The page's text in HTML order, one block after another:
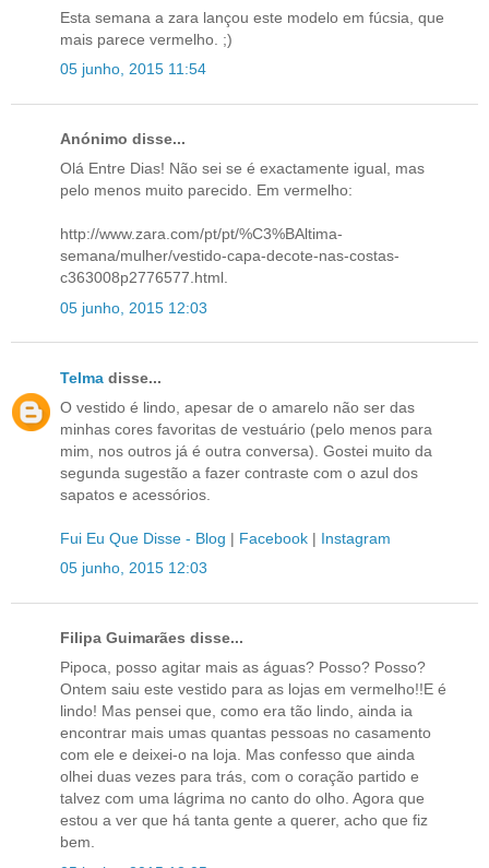
Esta semana a zara lançou este modelo em fúcsia, que
mais parece vermelho. ;)
05 junho, 2015 11:54
Anónimo disse...
Olá Entre Dias! Não sei se é exactamente igual, mas
pelo menos muito parecido. Em vermelho:
http://www.zara.com/pt/pt/%C3%BAltima-
semana/mulher/vestido-capa-decote-nas-costas-
c363008p2776577.html.
05 junho, 2015 12:03
Telma disse...
O vestido é lindo, apesar de o amarelo não ser das
minhas cores favoritas de vestuário (pelo menos para
mim, nos outros já é outra conversa). Gostei muito da
segunda sugestão a fazer contraste com o azul dos
sapatos e acessórios.
Fui Eu Que Disse - Blog | Facebook | Instagram
05 junho, 2015 12:03
Filipa Guimarães disse...
Pipoca, posso agitar mais as águas? Posso? Posso?
Ontem saiu este vestido para as lojas em vermelho!!E é
lindo! Mas pensei que, como era tão lindo, ainda ia
encontrar mais umas quantas pessoas no casamento
com ele e deixei-o na loja. Mas confesso que ainda
olhei duas vezes para trás, com o coração partido e
talvez com uma lágrima no canto do olho. Agora que
estou a ver que há tanta gente a querer, acho que fiz
bem.